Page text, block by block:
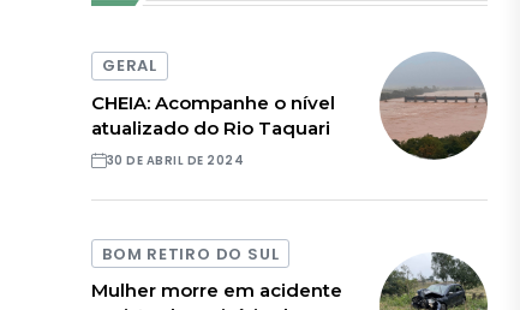
GERAL
CHEIA: Acompanhe o nível
atualizado do Rio Taquari
30 DE ABRIL DE 2024
BOM RETIRO DO SUL
Mulher morre em acidente